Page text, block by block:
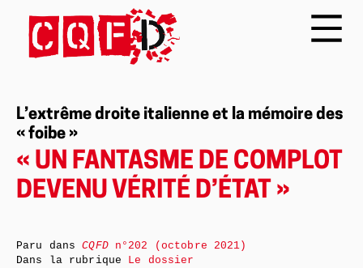
L’extrême droite italienne et la mémoire des
« foibe »
« UN FANTASME DE COMPLOT
DEVENU VÉRITÉ D’ÉTAT »
Paru dansCQFDn°202 (octobre 2021)
Dans la rubrique Le dossier